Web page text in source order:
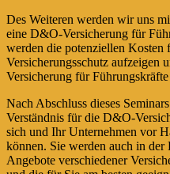
Des Weiteren werden wir uns
eine D&O-Versicherung für
werden die potenziellen Kosten
Versicherungsschutz aufzeigen
Versicherung für
Nach Abschluss dieses
Verständnis für die D&O-
sich und Ihr Unternehmen vor
können. Sie werden auch in der
Angebote verschiedener